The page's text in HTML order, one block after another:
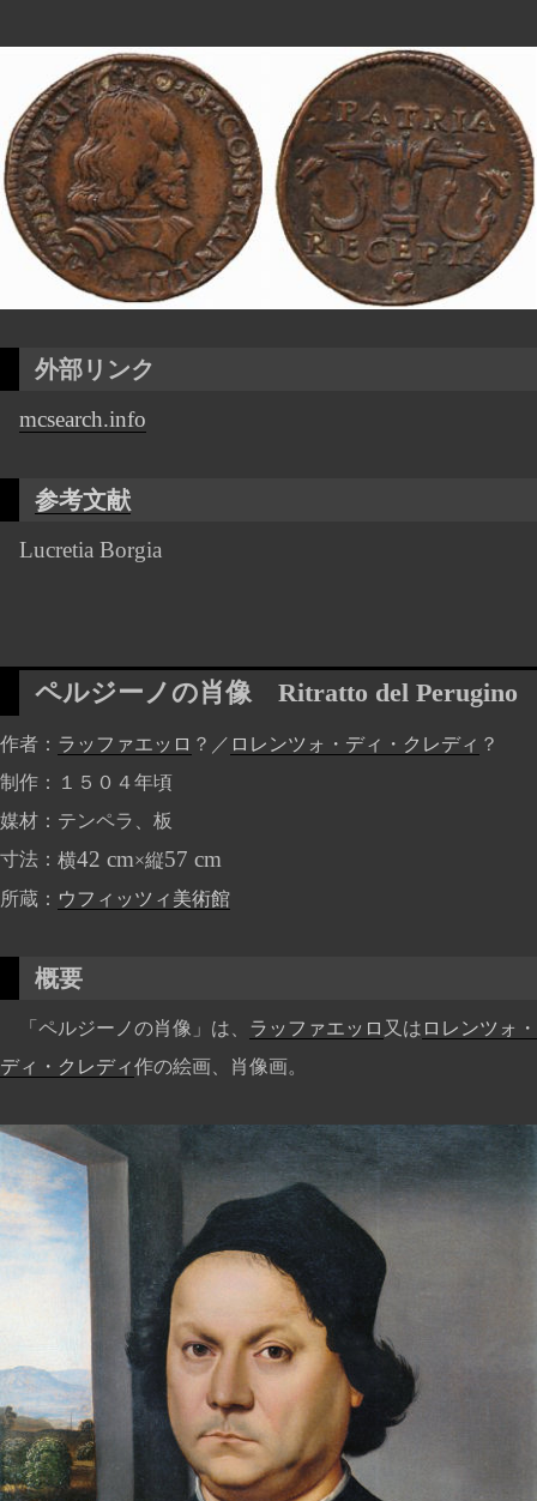
外部リンク
mcsearch.info
参考文献
Lucretia Borgia
ペルジーノの肖像 Ritratto del Perugino
作者 ラッファエッロ ？／ ロレンツォ・ディ・クレディ ？
制作
１５０４年頃
媒材
テンペラ、板
寸法
横42 cm×縦57 cm
所蔵 ウフィッツィ美術館
概要
「ペルジーノの肖像」は、 ラッファエッロ 又は ロレンツォ・
ディ・クレディ作の絵画、肖像画。